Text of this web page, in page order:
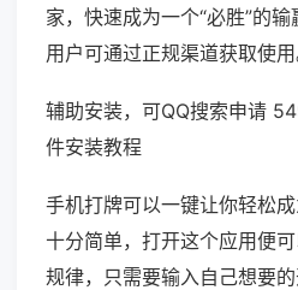
家，快速成为一个“必胜”的
用户可通过正规渠道获取使用
辅助安装，可QQ搜索申请
件安装教程
手机打牌可以一键让你轻松
十分简单，打开这个应用便
规律，只需要输入自己想要